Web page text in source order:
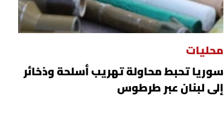
محليات
سوريا تحبط محاولة تهريب أسلحة وذخائر
إلى لبنان عبر طرطوس